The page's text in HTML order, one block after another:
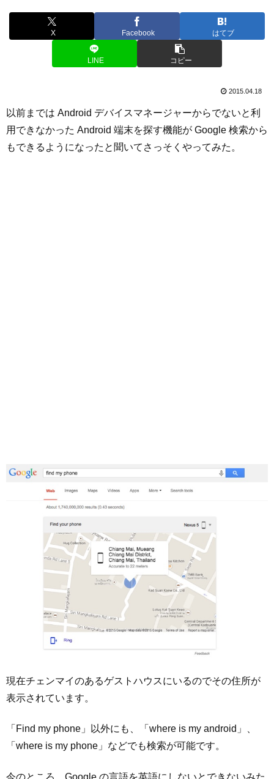
X Facebook はてブ
LINE コピー
2015.04.18
以前までは Android デバイスマネージャーからでないと利
用できなかった Android 端末を探す機能が Google 検索から
もできるようになったと聞いてさっそくやってみた。
現在チェンマイのあるゲストハウスにいるのでその住所が
表示されています。
「Find my phone」以外にも、「where is my android」、
「where is my phone」などでも検索が可能です。
今のところ、Google の言語を英語にしないとできないみた